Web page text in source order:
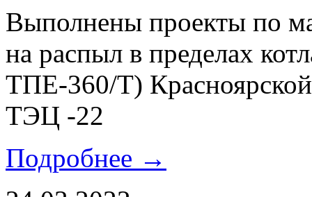
Выполнены проекты по
на распыл в пределах
ТПЕ-360/Т)
ТЭЦ -22
Подробнее →